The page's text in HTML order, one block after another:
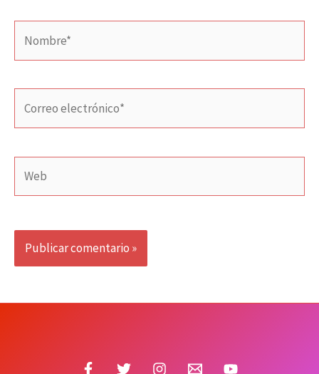
electrónico*